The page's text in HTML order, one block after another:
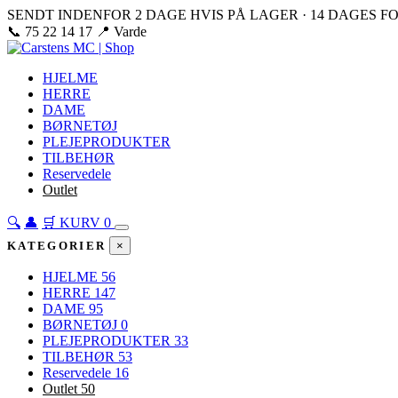
SENDT INDENFOR 2 DAGE HVIS PÅ LAGER · 14 DAGES
📞 75 22 14 17 📍 Varde
HJELME
HERRE
DAME
BØRNETØJ
PLEJEPRODUKTER
TILBEHØR
Reservedele
Outlet
🔍 👤 🛒 KURV 0
KATEGORIER ×
HJELME 56
HERRE 147
DAME 95
BØRNETØJ 0
PLEJEPRODUKTER 33
TILBEHØR 53
Reservedele 16
Outlet 50